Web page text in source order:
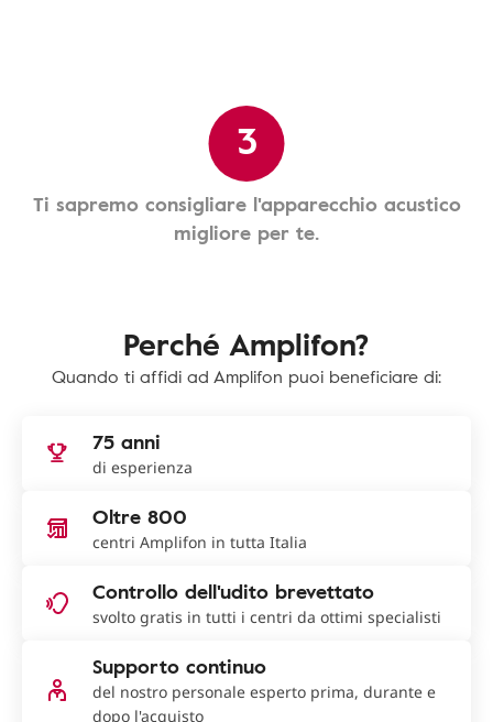
3
Ti sapremo consigliare l'apparecchio acustico
migliore per te.
Perché Amplifon?
Quando ti affidi ad Amplifon puoi beneficiare di:
75 anni
di esperienza
Oltre 800
centri Amplifon in tutta Italia
Controllo dell'udito brevettato
svolto gratis in tutti i centri da ottimi specialisti
Supporto continuo
del nostro personale esperto prima, durante e
dopo l'acquisto